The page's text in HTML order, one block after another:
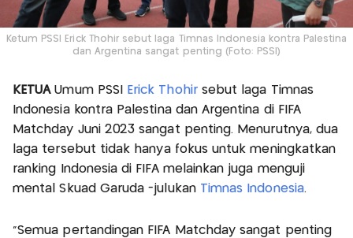
Ketum PSSI Erick Thohir sebut laga Timnas Indonesia kontra Palestina
dan Argentina sangat penting (Foto: PSSI)
KETUAUmum PSSI Erick Thohirsebut laga Timnas
Indonesia kontra Palestina dan Argentina di FIFA
Matchday Juni 2023 sangat penting. Menurutnya, dua
laga tersebut tidak hanya fokus untuk meningkatkan
ranking Indonesia di FIFA melainkan juga menguji
mental Skuad Garuda -julukan Timnas Indonesia.
“Semua pertandingan FIFA Matchday sangat penting